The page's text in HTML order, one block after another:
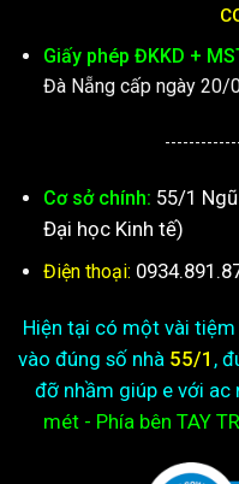
Giấy phép ĐKKD +
Đà Nẵng cấp ngày 20/
Cơ sở chính: 55/1
Đại học Kinh tế)
Điện thoại:
Hiện tại có một vài
vào đúng số nhà 55/1 ,
đỡ nhầm giúp e với ac
mét - Phía bên TAY